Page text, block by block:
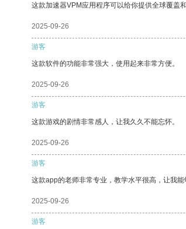
这款加速器VPM应用程序可以给你提供全球覆盖
2025-09-26
游客
这款软件的功能非常强大，使用起来非常方便。
2025-09-26
游客
这款游戏的剧情非常感人，让我久久不能忘怀。
2025-09-26
游客
这款app的老师非常专业，教学水平很高，让我能
2025-09-26
游客